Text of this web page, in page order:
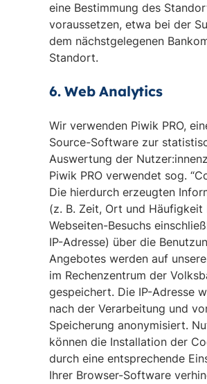
eine Bestimmung des
voraussetzen, etwa bei der
dem nächstgelegenen
Standort.
6. Web Analytics
Wir verwenden Piwik PRO,
Source-Software zur
Auswertung der
Piwik PRO verwendet sog.
Die hierdurch erzeugten
(z. B. Zeit, Ort und Häufigkeit
Webseiten-Besuchs
IP-Adresse) über die
Angebotes werden auf
im Rechenzentrum der
gespeichert. Die IP-Adresse
nach der Verarbeitung und
Speicherung anonymisiert.
können die Installation der
durch eine entsprechende
Ihrer Browser-Software